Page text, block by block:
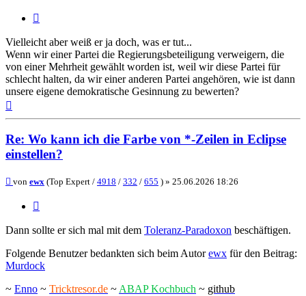
Vielleicht aber weiß er ja doch, was er tut...
Wenn wir einer Partei die Regierungsbeteiligung verweigern, die
von einer Mehrheit gewählt worden ist, weil wir diese Partei für
schlecht halten, da wir einer anderen Partei angehören, wie ist dann
unsere eigene demokratische Gesinnung zu bewerten?
Re: Wo kann ich die Farbe von *-Zeilen in Eclipse
einstellen?
Beitrag
von ewx (Top Expert / 4918 / 332 / 655 ) » 25.06.2026 18:26
Dann sollte er sich mal mit dem Toleranz-Paradoxon beschäftigen.
Folgende Benutzer bedankten sich beim Autorewx für den Beitrag:
Murdock
~ Enno ~ Tricktresor.de ~ ABAP Kochbuch ~ github